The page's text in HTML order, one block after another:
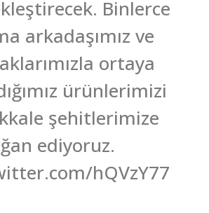
Binlerce
arkadaşımız ve
ortaya
ürünlerimizi
şehitlerimize
ediyoruz.
hQVzY77